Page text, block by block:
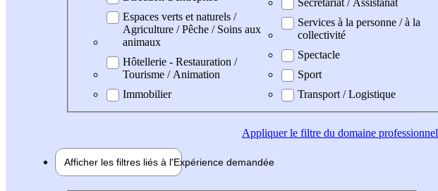
Espaces verts et naturels /
Agriculture / Pêche / Soins aux
animaux
Hôtellerie - Restauration /
Tourisme / Animation
Immobilier
Services à la personne / à la
collectivité
Spectacle
Sport
Transport / Logistique
Appliquerle filtre du domaine professionnel
Afficher les filtres liés à l'Expérience demandée